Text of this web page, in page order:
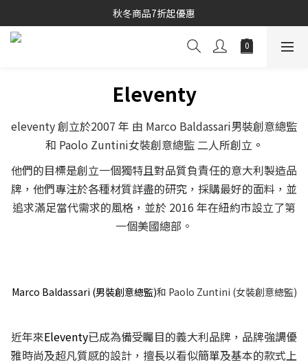
秋冬商品7折起優惠
秋冬商品7折起優惠
線上購物專區 精選 5 折
Eleventy
eleventy 創立於2007 年 由 Marco Baldassari男裝創意總監
和 Paolo Zuntini女裝創意總監 二人所創立 。
他們的目標是創立一個獨特且對品質負責任的意大利製造品
牌，他們專注於各種材質詳盡的研究，採購最好的面料，並
追求滿足當代需求的風格，並於 2016 年在紐約市設立了第
一個美國總部。
Marco Baldassari (男裝創意總監)和 Paolo Zuntini (女裝創意總監)
近年來Eleventy已成為備受矚目的義大利品牌，品牌強調優
雅時尚及超凡質感的設計，擅長以看似簡單及基本的款式上